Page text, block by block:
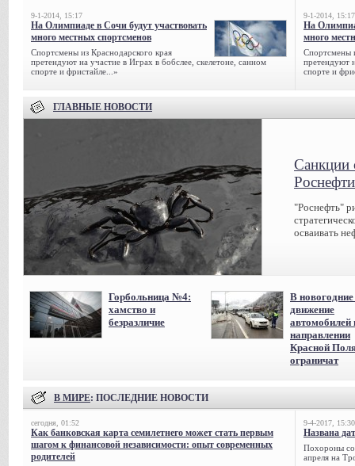
9-1-2014, 15:17
На Олимпиаде в Сочи будут участвовать
много местных спортсменов
Спортсмены из Краснодарского края
претендуют на участие в Играх в бобслее, скелетоне, санном
спорте и фристайле...»
9-1-2014, 15:17
На
много
Спортсмены
претендуют
спорте и
ГЛАВНЫЕ НОВОСТИ
Санкции
Роснефти
"Роснефть"
осваивать
Горбольница №4:
хамство и
безразличие
В
движение
автомобилей
направлении
Красной
ограничат
В МИРЕ: ПОСЛЕДНИЕ НОВОСТИ
сегодня, 01:52
Как банковская карта семилетнего может стать первым
шагом к финансовой независимости: опыт современных
родителей
9-4-2017, 15:30
Названа
Похороны
апреля на